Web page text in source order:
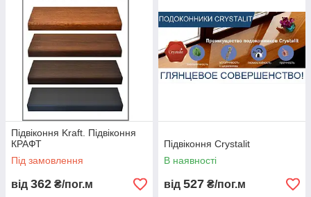
Підвіконня Kraft. Підвіконня
КРАФТ
Під замовлення
від 362 ₴/пог.м
Підвіконня Сrystalit
В наявності
від 527 ₴/пог.м